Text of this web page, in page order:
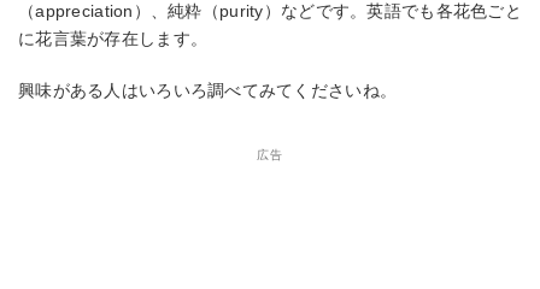
（appreciation）、純粋（purity）などです。英語でも各花色ごと
に花言葉が存在します。
興味がある人はいろいろ調べてみてくださいね。
広告